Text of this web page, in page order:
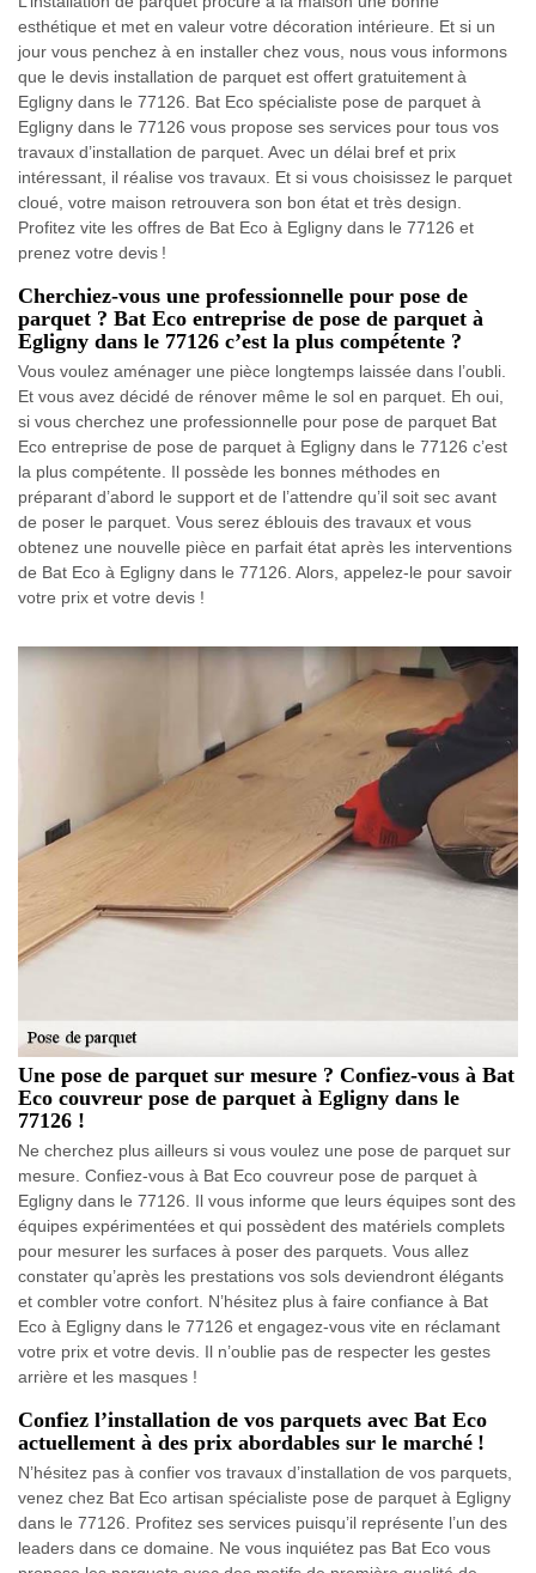
esthétique et met en valeur votre décoration intérieure. Et si un
jour vous penchez à en installer chez vous, nous vous informons
que le devis installation de parquet est offert gratuitement à
Egligny dans le 77126. Bat Eco spécialiste pose de parquet à
Egligny dans le 77126 vous propose ses services pour tous vos
travaux d’installation de parquet. Avec un délai bref et prix
intéressant, il réalise vos travaux. Et si vous choisissez le parquet
cloué, votre maison retrouvera son bon état et très design.
Profitez vite les offres de Bat Eco à Egligny dans le 77126 et
prenez votre devis !
Cherchiez-vous une professionnelle pour pose de
parquet ? Bat Eco entreprise de pose de parquet à
Egligny dans le 77126 c’est la plus compétente ?
Vous voulez aménager une pièce longtemps laissée dans l’oubli.
Et vous avez décidé de rénover même le sol en parquet. Eh oui,
si vous cherchez une professionnelle pour pose de parquet Bat
Eco entreprise de pose de parquet à Egligny dans le 77126 c’est
la plus compétente. Il possède les bonnes méthodes en
préparant d’abord le support et de l’attendre qu’il soit sec avant
de poser le parquet. Vous serez éblouis des travaux et vous
obtenez une nouvelle pièce en parfait état après les interventions
de Bat Eco à Egligny dans le 77126. Alors, appelez-le pour savoir
votre prix et votre devis !
Une pose de parquet sur mesure ? Confiez-vous à Bat
Eco couvreur pose de parquet à Egligny dans le
77126 !
Ne cherchez plus ailleurs si vous voulez une pose de parquet sur
mesure. Confiez-vous à Bat Eco couvreur pose de parquet à
Egligny dans le 77126. Il vous informe que leurs équipes sont des
équipes expérimentées et qui possèdent des matériels complets
pour mesurer les surfaces à poser des parquets. Vous allez
constater qu’après les prestations vos sols deviendront élégants
et combler votre confort. N’hésitez plus à faire confiance à Bat
Eco à Egligny dans le 77126 et engagez-vous vite en réclamant
votre prix et votre devis. Il n’oublie pas de respecter les gestes
arrière et les masques !
Confiez l’installation de vos parquets avec Bat Eco
actuellement à des prix abordables sur le marché !
N’hésitez pas à confier vos travaux d’installation de vos parquets,
venez chez Bat Eco artisan spécialiste pose de parquet à Egligny
dans le 77126. Profitez ses services puisqu’il représente l’un des
leaders dans ce domaine. Ne vous inquiétez pas Bat Eco vous